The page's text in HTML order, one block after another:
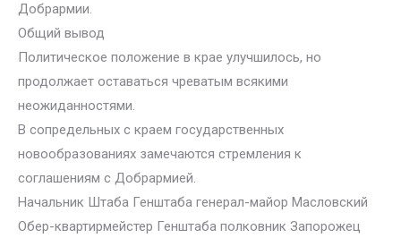
Добрармии.
Общий вывод
Политическое положение в крае улучшилось, но
продолжает оставаться чреватым всякими
неожиданностями.
В сопредельных с краем государственных
новообразованиях замечаются стремления к
соглашениям с Добрармией.
Начальник Штаба Генштаба генерал-майор Масловский
Обер-квартирмейстер Генштаба полковник Запорожец